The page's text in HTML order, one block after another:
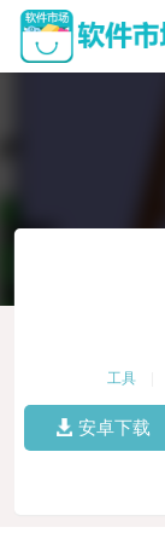
工具
安卓下载